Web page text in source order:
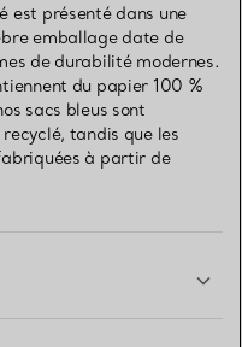
est présenté dans une
emballage date de
de durabilité modernes.
du papier 100 %
sacs bleus sont
tandis que les
à partir de